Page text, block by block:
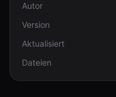
Autor
Version
Aktualisiert
Dateien